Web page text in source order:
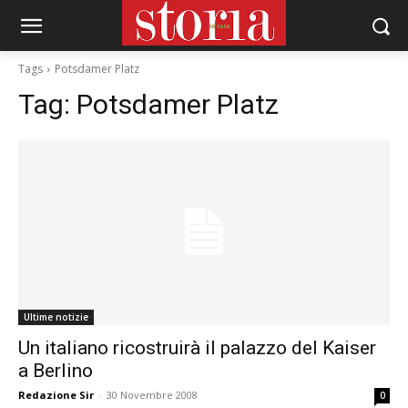
Tags Potsdamer Platz
Tag: Potsdamer Platz
Ultime notizie
Un italiano ricostruirà il palazzo del Kaiser
a Berlino
Redazione Sir - 30 Novembre 2008 0